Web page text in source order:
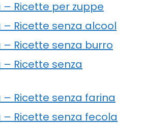
– Ricette per zuppe
– Ricette senza alcool
Ricette senza burro
Ricette senza
Ricette senza farina
– Ricette senza fecola